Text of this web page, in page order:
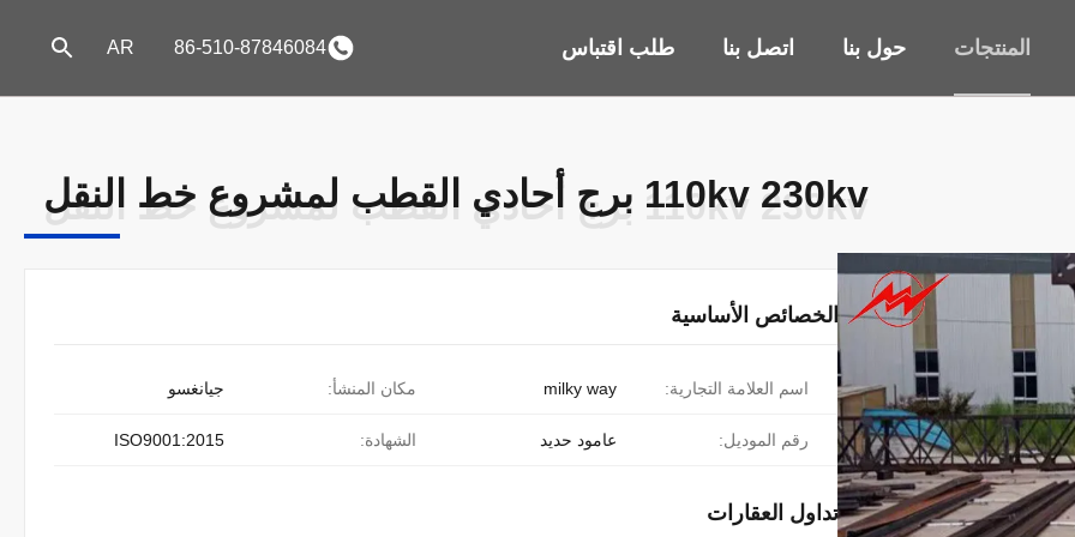
المنتجات حول بنا اتصل بنا طلب اقتباس 86-510-87846084
AR
110kv 230kv برج أحادي القطب لمشروع خط النقل
110kv 230kv برج أحادي القطب لمشروع خط النقل
الخصائص الأساسية
مكان المنشأ: جيانغسو اسم العلامة التجارية: milky way
الشهادة: ISO9001:2015 رقم الموديل: عامود حديد
تداول العقارات